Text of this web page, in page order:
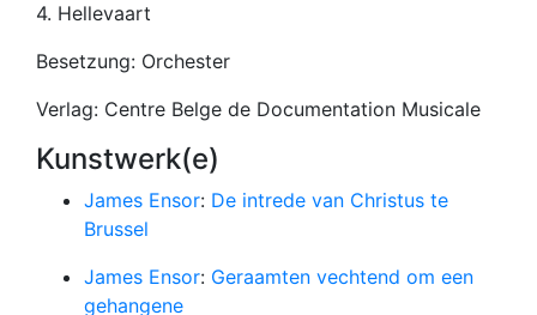
4. Hellevaart
Besetzung: Orchester
Verlag: Centre Belge de Documentation Musicale
Kunstwerk(e)
James Ensor: De intrede van Christus te
Brussel
James Ensor: Geraamten vechtend om een
gehangene